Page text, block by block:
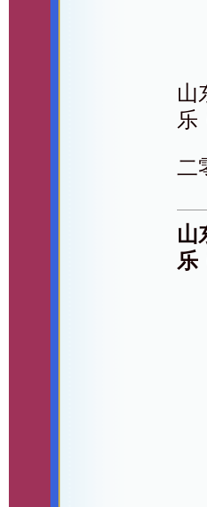
山
乐
二
山
乐